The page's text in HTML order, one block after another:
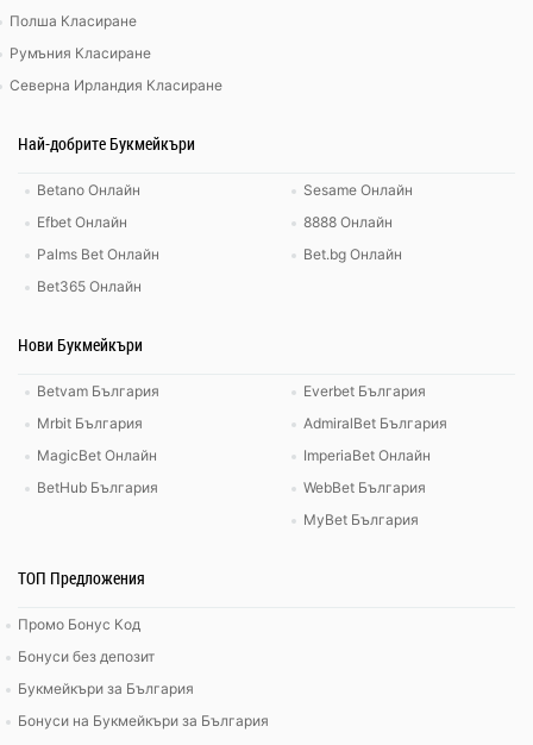
Полша Класиране
Румъния Класиране
Северна Ирландия Класиране
Най-добрите Букмейкъри
Betano Онлайн
Efbet Онлайн
Palms Bet Онлайн
Bet365 Онлайн
Sesame Онлайн
8888 Онлайн
Bet.bg Онлайн
Нови Букмейкъри
Betvam България
Mrbit България
MagicBet Онлайн
BetHub България
Everbet България
AdmiralBet България
ImperiaBet Онлайн
WebBet България
MyBet България
ТОП Предложения
Промо Бонус Код
Бонуси без депозит
Букмейкъри за България
Бонуси на Букмейкъри за България